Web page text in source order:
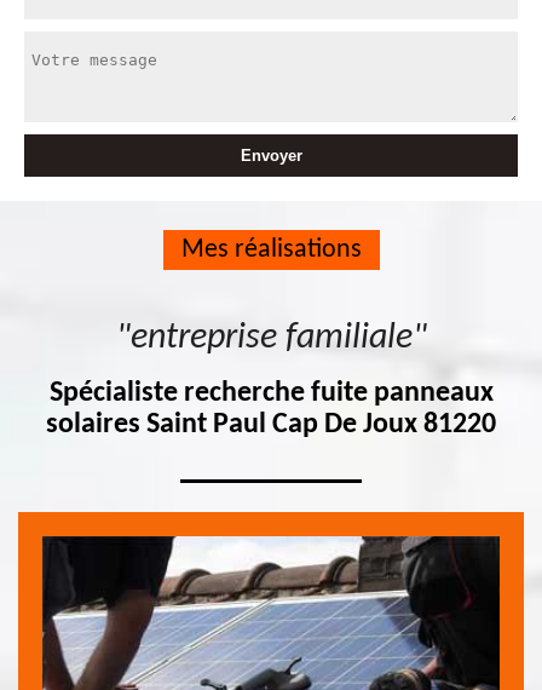
Mes réalisations
"entreprise familiale"
Spécialiste recherche fuite panneaux
solaires Saint Paul Cap De Joux 81220